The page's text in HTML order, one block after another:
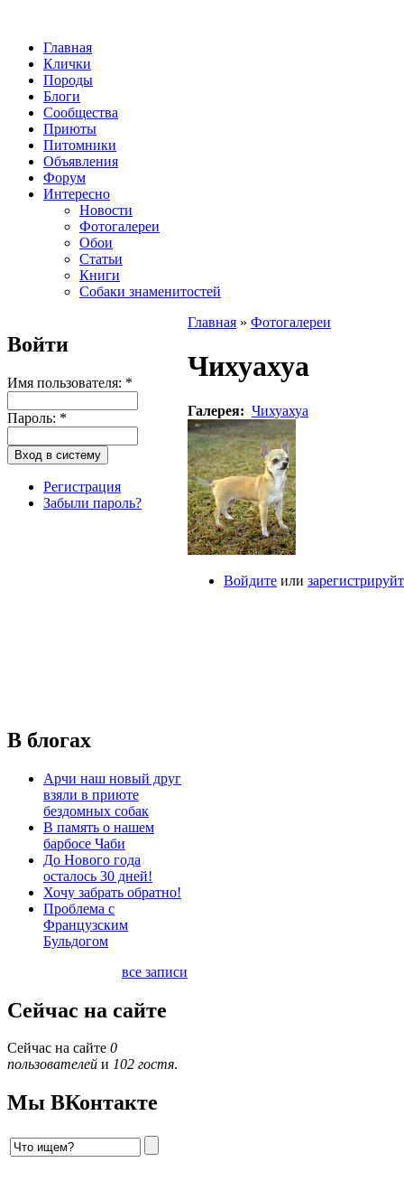
Главная
Клички
Породы
Блоги
Сообщества
Приюты
Питомники
Объявления
Форум
Интересно
Новости
Фотогалереи
Обои
Статьи
Книги
Собаки знаменитостей
Войти
Имя пользователя: *
Пароль: *
Регистрация
Забыли пароль?
В блогах
Арчи наш новый друг
взяли в приюте
бездомных собак
В память о нашем
барбосе Чаби
До Нового года
осталось 30 дней!
Хочу забрать обратно!
Проблема с
Французским
Бульдогом
все записи
Сейчас на сайте
Сейчас на сайте 0
пользователей и 102 гостя.
Мы ВКонтакте
Главная » Фотогалереи
Чихуахуа
Галерея: Чихуахуа
Войдите или